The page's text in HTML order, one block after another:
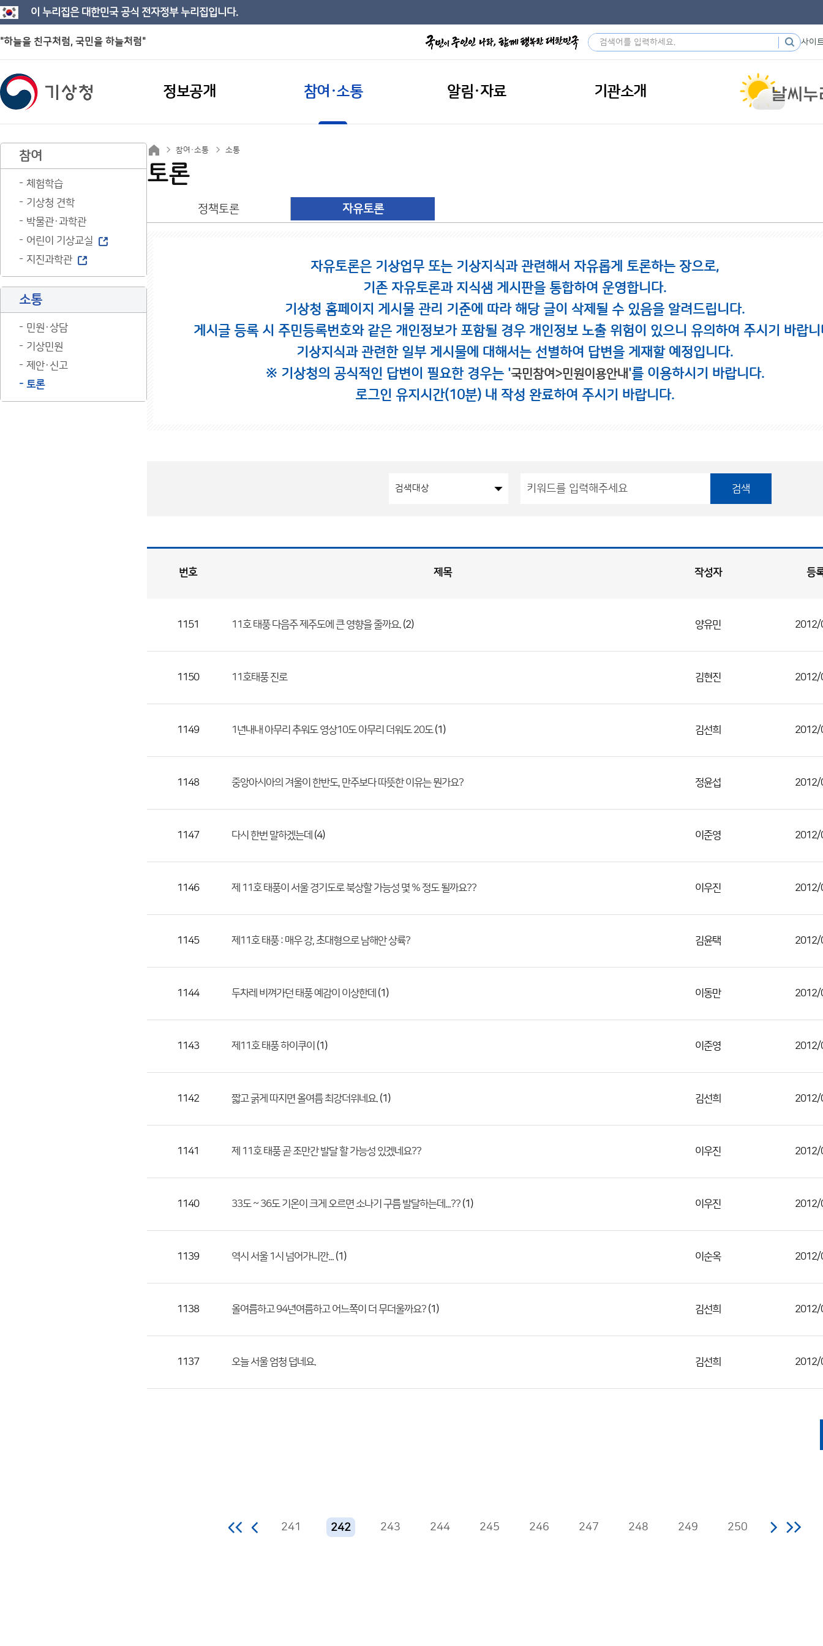
이 누리집은 대한민국 공식 전자정부 누리집입니다.
"하늘을 친구처럼, 국민을 하늘처럼" 사이
정보공개 참여·소통 알림·자료 기관소개
참여
체험학습
기상청 견학
박물관·과학관
어린이 기상교실
지진과학관
소통
민원·상담
기상민원
제안·신고
토론
참여·소통 소통
토론
정책토론 자유토론
자유토론은 기상업무 또는 기상지식과 관련해서 자유롭게 토론하는 장으로,
기존 자유토론과 지식샘 게시판을 통합하여 운영합니다.
기상청 홈페이지 게시물 관리 기준에 따라 해당 글이 삭제될 수 있음을 알려드립니다.
게시글 등록 시 주민등록번호와 같은 개인정보가 포함될 경우 개인정보 노출 위험이 있으니 유의하여 주시기 바랍니
기상지식과 관련한 일부 게시물에 대해서는 선별하여 답변을 게재할 예정입니다.
※ 기상청의 공식적인 답변이 필요한 경우는 '국민참여>민원이용안내'를 이용하시기 바랍니다.
로그인 유지시간(10분) 내 작성 완료하여 주시기 바랍니다.
검색
로
제
성
다.
번호 제목 작성자 등
1151 11호 태풍 다음주 제주도에 큰 영향을 줄까요. (2) 양유민 2012/
1150 11호태풍 진로 김현진 2012/
1149 1년내내 아무리 추워도 영상10도 아무리 더워도 20도(1) 김선희 2012/
1148 중앙아시아의 겨울이 한반도, 만주보다 따뜻한 이유는 뭔가요? 정윤섭 2012/
1147 다시 한번 말하겠는데 (4) 이준영 2012/
1146 제 11호 태풍이 서울 경기도로 북상할 가능성 몇 % 정도 될까요?? 이우진 2012/
1145 제11호 태풍 : 매우 강, 초대형으로 남해안 상륙? 김윤택 2012/
1144 두차레 비껴가던 태풍 예감이 이상한데 (1) 이동만 2012/
1143 제11호 태풍 하이쿠이 (1) 이준영 2012/
1142 짧고 굵게 따지면 올여름 최강더위네요. (1) 김선희 2012/
1141 제 11호 태풍 곧 조만간 발달 할 가능성 있겠네요?? 이우진 2012/
1140 33도 ~ 36도 기온이 크게 오르면 소나기 구름 발달하는데...?? (1) 이우진 2012/
1139 역시 서울 1시 넘어가니깐... (1) 이순옥 2012/
1138 올여름하고 94년여름하고 어느쪽이 더 무더울까요? (1) 김선희 2012/
1137 오늘 서울 엄청 덥네요. 김선희 2012/
241 242 243 244 245 246 247 248 249 250